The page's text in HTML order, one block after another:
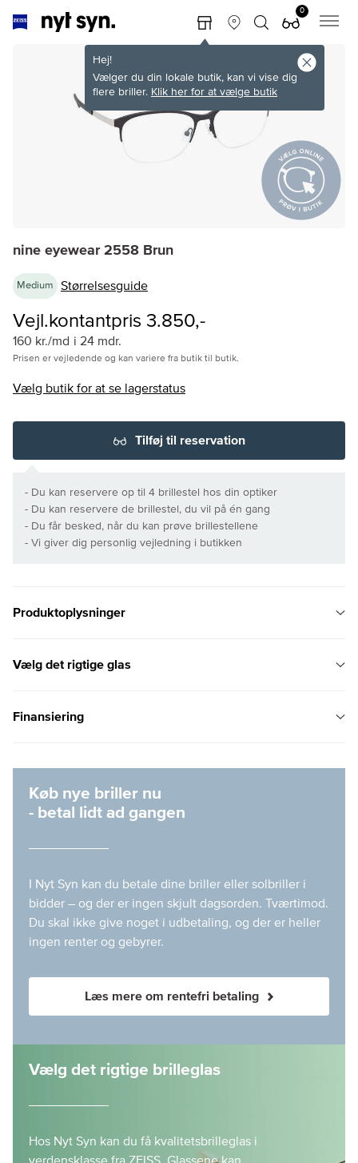
Hej!
Vælger du din lokale butik, kan vi vise dig
flere briller. Klik her for at vælge butik
0
nine eyewear 2558 Brun
Medium Størrelsesguide
Vejl.kontantpris 3.850,-
160 kr./md i 24 mdr.
Prisen er vejledende og kan variere fra butik til butik.
Vælg butik for at se lagerstatus
Tilføj til reservation
- Du kan reservere op til 4 brillestel hos din optiker
- Du kan reservere de brillestel, du vil på én gang
- Du får besked, når du kan prøve brillestellene
- Vi giver dig personlig vejledning i butikken
Produktoplysninger
Vælg det rigtige glas
Finansiering
Køb nye briller nu
- betal lidt ad gangen
I Nyt Syn kan du betale dine briller eller solbriller i
bidder – og der er ingen skjult dagsorden. Tværtimod.
Du skal ikke give noget i udbetaling, og der er heller
ingen renter og gebyrer.
Læs mere om rentefri betaling
Vælg det rigtige brilleglas
Hos Nyt Syn kan du få kvalitetsbrilleglas i